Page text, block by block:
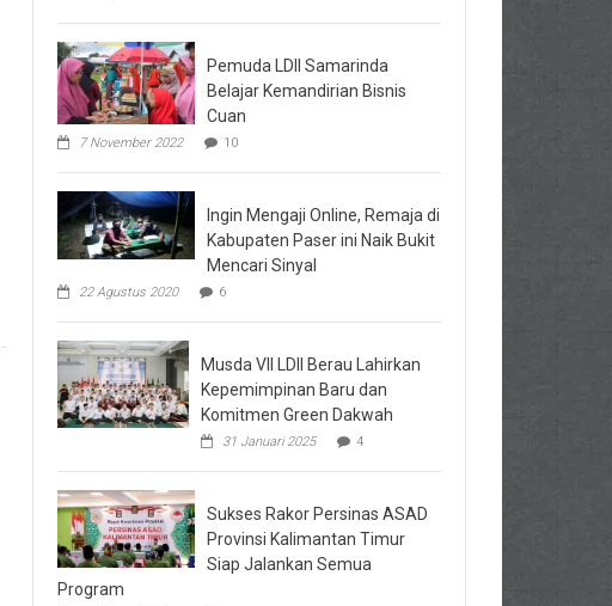
Pemuda LDII Samarinda
Belajar Kemandirian Bisnis
Cuan
7 November 2022 10
Ingin Mengaji Online, Remaja di
Kabupaten Paser ini Naik Bukit
Mencari Sinyal
22 Agustus 2020 6
Musda VII LDII Berau Lahirkan
Kepemimpinan Baru dan
Komitmen Green Dakwah
31 Januari 2025 4
Sukses Rakor Persinas ASAD
Provinsi Kalimantan Timur
Siap Jalankan Semua
Program